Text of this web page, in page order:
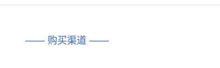
对比
相似度 44%
—— 购买渠道 ——